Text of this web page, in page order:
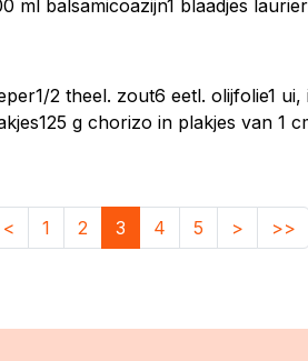
balsamicoazijn1 blaadjes
2 theel. zout6 eetl. olijfolie1
g chorizo in plakjes van 1
< 1 2 3 4 5 > >>